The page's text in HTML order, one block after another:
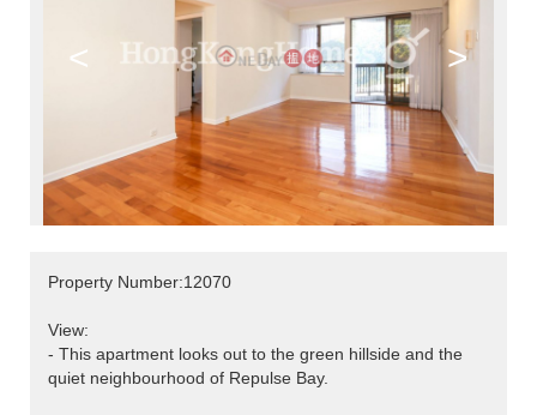
< >
Property Number:12070
View:
- This apartment looks out to the green hillside and the
quiet neighbourhood of Repulse Bay.